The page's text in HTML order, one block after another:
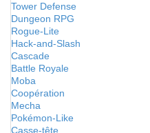
Tower Defense
Dungeon RPG
Rogue-Lite
Hack-and-Slash
Cascade
Battle Royale
Moba
Coopération
Mecha
Pokémon-Like
Casse-tête